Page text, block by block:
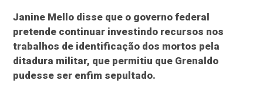
Janine Mello disse que o governo federal
pretende continuar investindo recursos nos
trabalhos de identificação dos mortos pela
ditadura militar, que permitiu que Grenaldo
pudesse ser enfim sepultado.